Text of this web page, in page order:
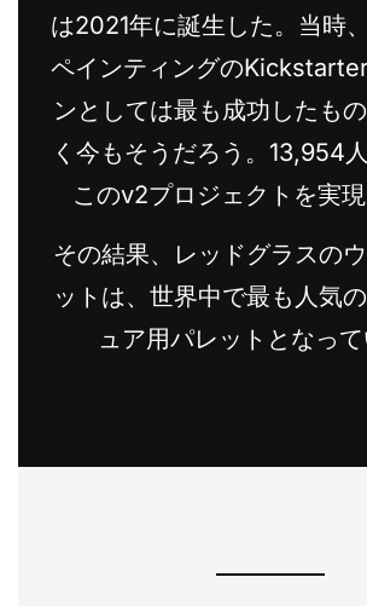
は2021年に誕生した。当時
ペインティングの
ンとしては最も成功したも
く今もそうだろう。13,954
このv2プロジェクトを実
その結果、レッドグラスの
ットは、世界中で最も人気
ュア用パレットとなっ